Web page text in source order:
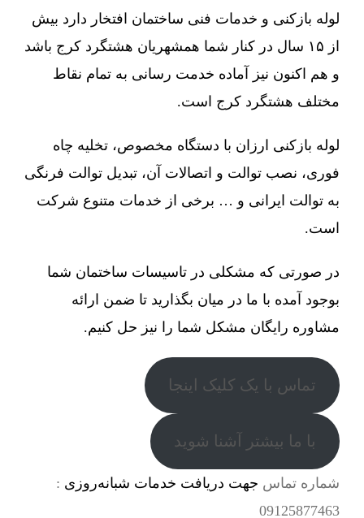
لوله بازکنی و خدمات فنی ساختمان افتخار دارد بیش
از ۱۵ سال در کنار شما همشهریان هشتگرد کرج باشد
و هم اکنون نیز آماده خدمت رسانی به تمام نقاط
مختلف هشتگرد کرج است.
لوله بازکنی ارزان با دستگاه مخصوص، تخلیه چاه
فوری، نصب توالت و اتصالات آن، تبدیل توالت فرنگی
به توالت ایرانی و … برخی از خدمات متنوع شرکت
است.
در صورتی که مشکلی در تاسیسات ساختمان شما
بوجود آمده با ما در میان بگذارید تا ضمن ارائه
مشاوره رایگان مشکل شما را نیز حل کنیم.
تماس با یک کلیک اینجا
با ما بیشتر آشنا شوید
شماره تماس جهت دریافت خدمات شبانه‌روزی :
09125877463